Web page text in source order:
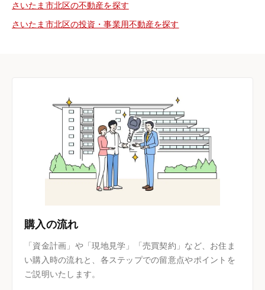
さいたま市北区の不動産を探す
さいたま市北区の投資・事業用不動産を探す
購入の流れ
「資金計画」や「現地見学」「売買契約」など、お住ま
い購入時の流れと、各ステップでの留意点やポイントを
ご説明いたします。